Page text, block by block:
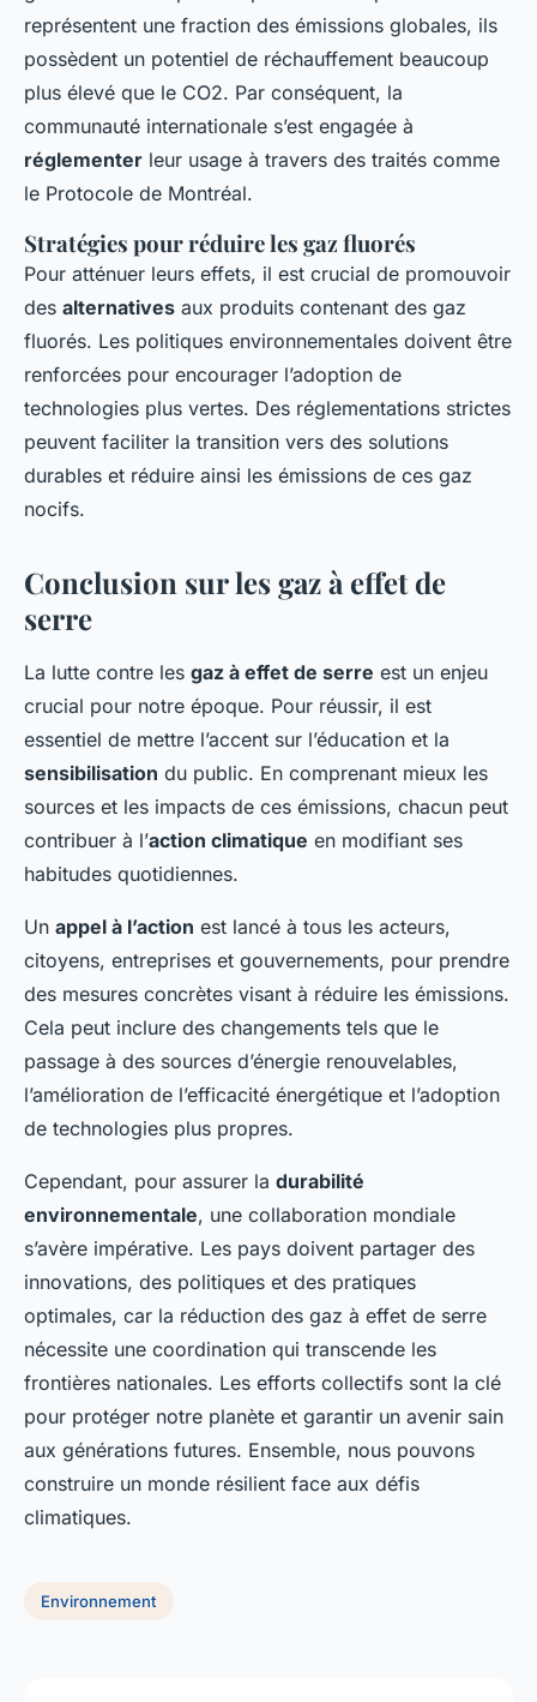
représentent une fraction des émissions globales, ils
possèdent un potentiel de réchauffement beaucoup
plus élevé que le CO2. Par conséquent, la
communauté internationale s’est engagée à
réglementer leur usage à travers des traités comme
le Protocole de Montréal.
Stratégies pour réduire les gaz fluorés
Pour atténuer leurs effets, il est crucial de promouvoir
des alternatives aux produits contenant des gaz
fluorés. Les politiques environnementales doivent être
renforcées pour encourager l’adoption de
technologies plus vertes. Des réglementations strictes
peuvent faciliter la transition vers des solutions
durables et réduire ainsi les émissions de ces gaz
nocifs.
Conclusion sur les gaz à effet de
serre
La lutte contre les gaz à effet de serre est un enjeu
crucial pour notre époque. Pour réussir, il est
essentiel de mettre l’accent sur l’éducation et la
sensibilisation du public. En comprenant mieux les
sources et les impacts de ces émissions, chacun peut
contribuer à l’action climatique en modifiant ses
habitudes quotidiennes.
Un appel à l’action est lancé à tous les acteurs,
citoyens, entreprises et gouvernements, pour prendre
des mesures concrètes visant à réduire les émissions.
Cela peut inclure des changements tels que le
passage à des sources d’énergie renouvelables,
l’amélioration de l’efficacité énergétique et l’adoption
de technologies plus propres.
Cependant, pour assurer la durabilité
environnementale, une collaboration mondiale
s’avère impérative. Les pays doivent partager des
innovations, des politiques et des pratiques
optimales, car la réduction des gaz à effet de serre
nécessite une coordination qui transcende les
frontières nationales. Les efforts collectifs sont la clé
pour protéger notre planète et garantir un avenir sain
aux générations futures. Ensemble, nous pouvons
construire un monde résilient face aux défis
climatiques.
Environnement